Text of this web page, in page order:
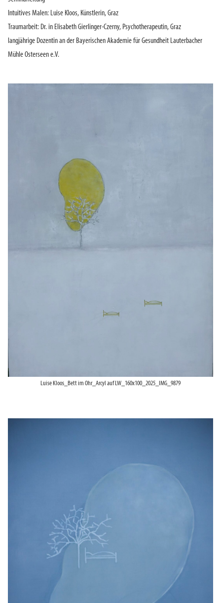
Intuitives Malen: Luise Kloos, Künstlerin, Graz
Traumarbeit: Dr. in Elisabeth Gierlinger-Czerny, Psychotherapeutin, Graz
langjährige Dozentin an der Bayerischen Akademie für Gesundheit Lauterbacher
Mühle Osterseen e.V.
Luise Kloos_Bett im Ohr_Arcyl auf LW_160x100_2025_IMG_9879